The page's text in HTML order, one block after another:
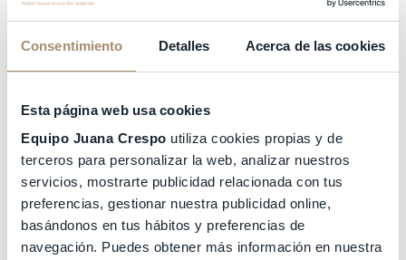
Consentimiento Detalles Acerca de las cookies
Esta página web usa cookies
Equipo Juana Crespo utiliza cookies propias y de
terceros para personalizar la web, analizar nuestros
servicios, mostrarte publicidad relacionada con tus
preferencias, gestionar nuestra publicidad online,
basándonos en tus hábitos y preferencias de
navegación. Puedes obtener más información en nuestra